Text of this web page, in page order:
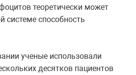
теоретически может
системе способность
ученые использовали
десятков пациентов